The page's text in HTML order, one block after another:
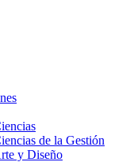
de la Gestión
y Diseño